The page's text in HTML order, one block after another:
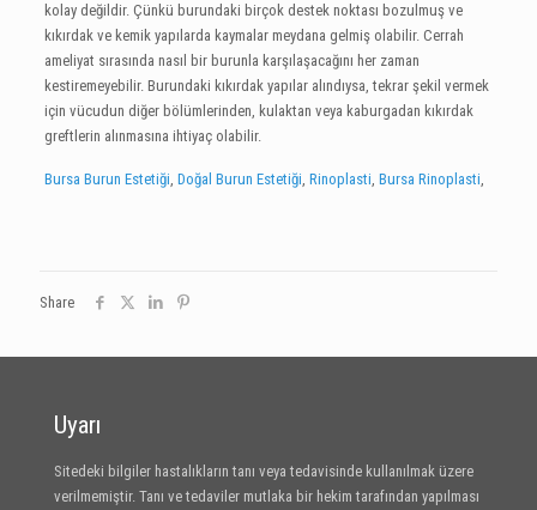
kolay değildir. Çünkü burundaki birçok destek noktası bozulmuş ve
kıkırdak ve kemik yapılarda kaymalar meydana gelmiş olabilir. Cerrah
ameliyat sırasında nasıl bir burunla karşılaşacağını her zaman
kestiremeyebilir. Burundaki kıkırdak yapılar alındıysa, tekrar şekil vermek
için vücudun diğer bölümlerinden, kulaktan veya kaburgadan kıkırdak
greftlerin alınmasına ihtiyaç olabilir.
Bursa Burun Estetiği, Doğal Burun Estetiği, Rinoplasti, Bursa Rinoplasti,
Share
Uyarı
Sitedeki bilgiler hastalıkların tanı veya tedavisinde kullanılmak üzere
verilmemiştir. Tanı ve tedaviler mutlaka bir hekim tarafından yapılması